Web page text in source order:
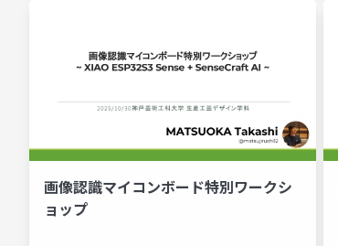
画像認識マイコンボード特別ワークシ
ョップ